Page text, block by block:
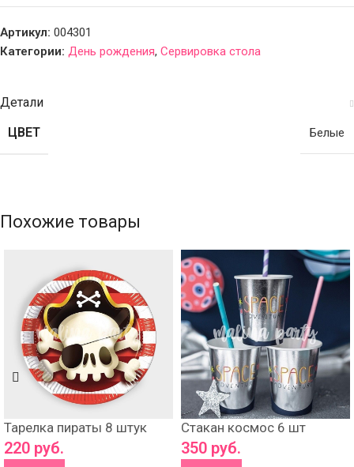
Артикул: 004301
Категории: День рождения, Сервировка стола
Детали
ЦВЕТ
Белые
Похожие товары
Тарелка пираты 8 штук
220 руб.
Стакан космос 6 шт
350 руб.